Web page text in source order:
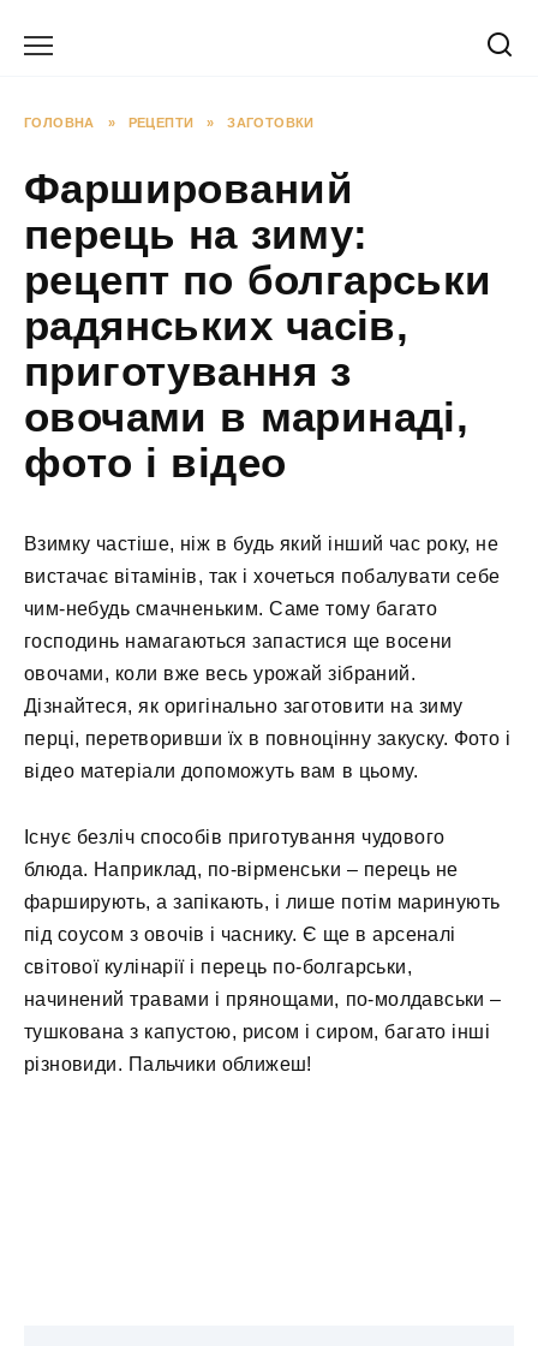
ГОЛОВНА » РЕЦЕПТИ » ЗАГОТОВКИ
Фарширований
перець на зиму:
рецепт по болгарськи
радянських часів,
приготування з
овочами в маринаді,
фото і відео
Взимку частіше, ніж в будь який інший час року, не
вистачає вітамінів, так і хочеться побалувати себе
чим-небудь смачненьким. Саме тому багато
господинь намагаються запастися ще восени
овочами, коли вже весь урожай зібраний.
Дізнайтеся, як оригінально заготовити на зиму
перці, перетворивши їх в повноцінну закуску. Фото і
відео матеріали допоможуть вам в цьому.
Існує безліч способів приготування чудового
блюда. Наприклад, по-вірменськи – перець не
фарширують, а запікають, і лише потім маринують
під соусом з овочів і часнику. Є ще в арсеналі
світової кулінарії і перець по-болгарськи,
начинений травами і прянощами, по-молдавськи –
тушкована з капустою, рисом і сиром, багато інші
різновиди. Пальчики оближеш!